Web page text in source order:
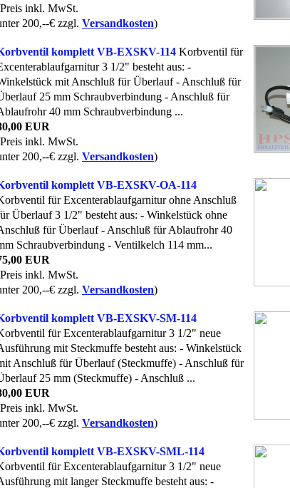
inkl. MwSt.
200,--€ zzgl. Versandkosten)
komplett VB-EXSKV-114 Korbventil für
3 1/2" besteht aus: -
mit Anschluß für Überlauf - Anschluß für
25 mm Schraubverbindung - Anschluß für
40 mm Schraubverbindung ...
EUR
inkl. MwSt.
200,--€ zzgl. Versandkosten)
komplett VB-EXSKV-OA-114
für Excenterablaufgarnitur ohne Anschluß
Überlauf 3 1/2" besteht aus: - Winkelstück ohne
für Überlauf - Anschluß für Ablaufrohr 40
Schraubverbindung - Ventilkelch 114 mm...
EUR
inkl. MwSt.
200,--€ zzgl. Versandkosten)
komplett VB-EXSKV-SM-114
für Excenterablaufgarnitur 3 1/2" neue
mit Steckmuffe besteht aus: - Winkelstück
Anschluß für Überlauf (Steckmuffe) - Anschluß für
25 mm (Steckmuffe) - Anschluß ...
EUR
inkl. MwSt.
200,--€ zzgl. Versandkosten)
komplett VB-EXSKV-SML-114
für Excenterablaufgarnitur 3 1/2" neue
mit langer Steckmuffe besteht aus: -